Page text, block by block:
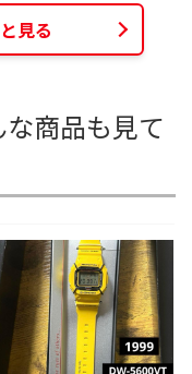
見る
商品も見て